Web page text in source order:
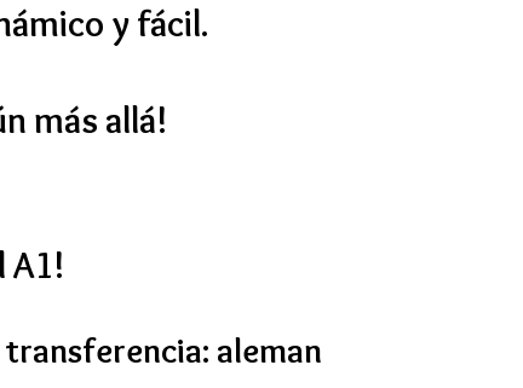
y fácil.
más allá!
A1!
aleman